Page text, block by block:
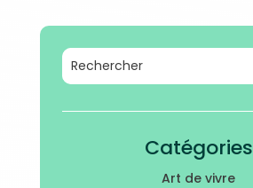
Catégories
Art de vivre